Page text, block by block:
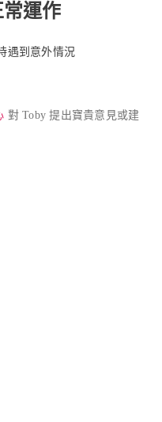
運作
遇到意外情況
對 Toby 提出寶貴意見或建